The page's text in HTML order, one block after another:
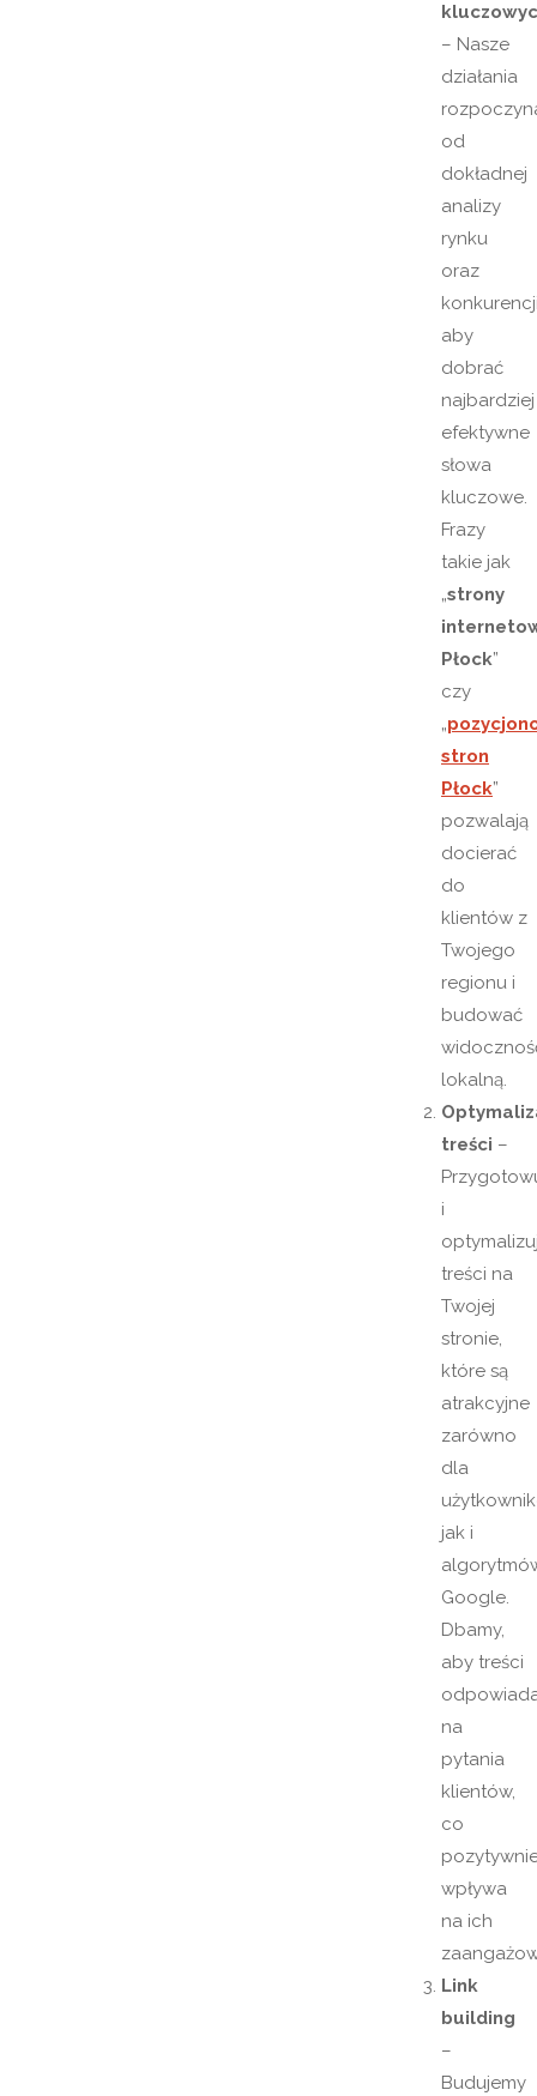
– Nasze
działania
od
dokładnej
analizy
rynku
oraz
aby
dobrać
najbardziej
efektywne
słowa
kluczowe.
Frazy
takie jak
„strony
Płock”
czy
„
stron
Płock”
pozwalają
docierać
do
klientów z
Twojego
regionu i
budować
lokalną.
treści –
i
treści na
Twojej
stronie,
które są
atrakcyjne
zarówno
dla
jak i
Google.
Dbamy,
aby treści
na
pytania
klientów,
co
wpływa
na ich
Link
building
–
Budujemy